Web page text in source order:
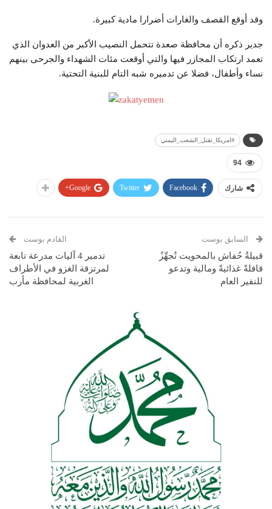
وقد أوقع القصف والغارات أضرارا مادية كبيرة.
جدير ذكره أن محافظة صعدة تتحمل النصيب الأكبر من العدوان الذي
تعمد ارتكاب المجازر فيها والتي أوقعت مئات الشهداء والجرحى بينهم
نساء وأطفال، فضلا عن تدميره شبه التام للبنية التحتية. ‎
#امريكا_تقتل_الشعب_اليمني
94
شارك Facebook
Twitter
Google+
السابق بوست
قبيلةُ حُفاش بالمحويت تُجهِّزُ
قافلةً غذائيةً ومالية وتدعو
للنفير العام
القادم بوست
تدمير 4 آليات مدرعة تابعة
لمرتزقة الغزو في الأطراف
الغربية لمحافظة مأرب